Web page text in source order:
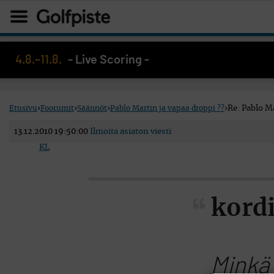
4.8.–11.8. - Live Scoring -
Etusivu›Foorumit›Säännöt›Pablo Martin ja vapaa droppi ??›Re: Pablo
13.12.2010 19:50:00 Ilmoita asiaton viesti
KL